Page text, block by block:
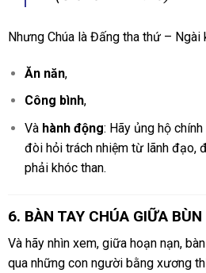
Nhưng Chúa là Đấng tha thứ – Ngài
Ăn năn,
Công bình,
Và hành động: Hãy ủng hộ
đòi hỏi trách nhiệm từ lãnh đạo,
phải khóc than.
6. BÀN TAY CHÚA GIỮA
Và hãy nhìn xem, giữa hoạn nạn,
qua những con người bằng xương